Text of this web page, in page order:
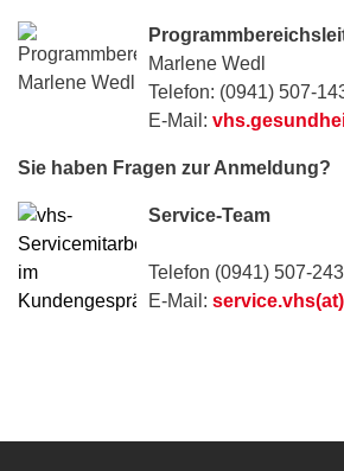
Marlene Wedl
Telefon: (0941) 507-
E-Mail:
Sie haben Fragen zur Anmeldung?
Service-Team
Telefon (0941) 507-
E-Mail: